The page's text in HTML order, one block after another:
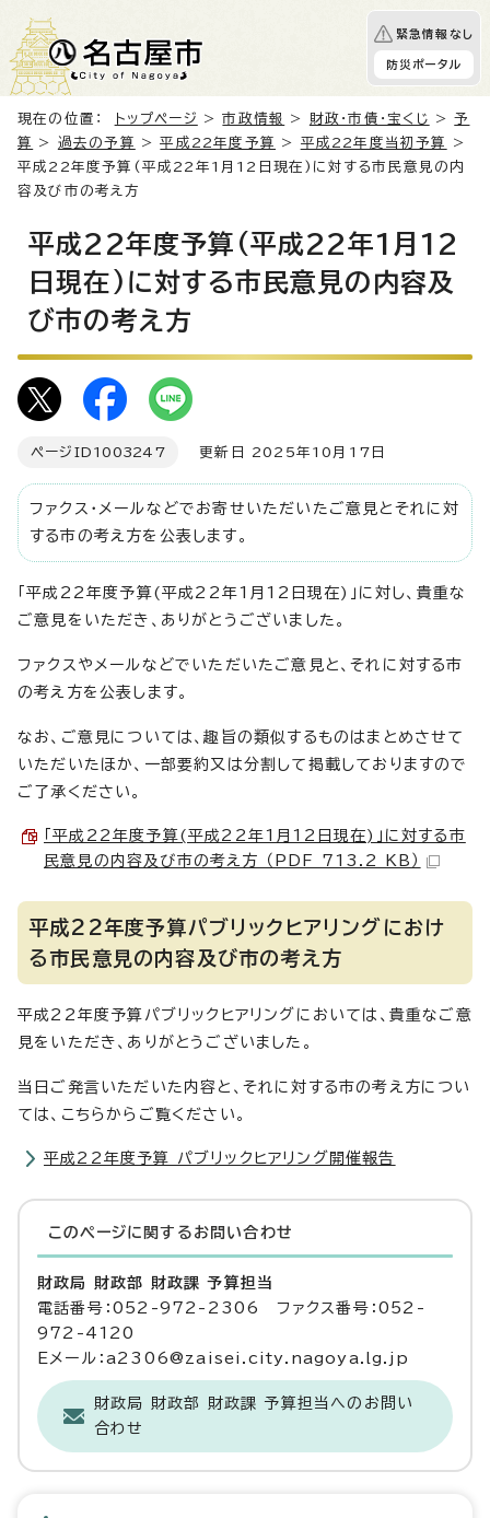
緊急情報なし
防災ポータル
現在の位置： トップページ >市政情報 > 財政・市債・宝くじ >予
算
> 過去の予算 >平成22年度予算 > 平成22年度当初予算
>
平成22年度予算(平成22年1月12日現在)に対する市民意見の内
容及び市の考え方
平成22年度予算(平成22年1月12
日現在)に対する市民意見の内容及
び市の考え方
ページID 1003247 更新日 2025年10月17日
ファクス・メールなどでお寄せいただいたご意見とそれに対
する市の考え方を公表します。
「平成22年度予算(平成22年1月12日現在)」に対し、貴重な
ご意見をいただき、ありがとうございました。
ファクスやメールなどでいただいたご意見と、それに対する市
の考え方を公表します。
なお、ご意見については、趣旨の類似するものはまとめさせて
いただいたほか、一部要約又は分割して掲載しておりますので
ご了承ください。
「平成22年度予算(平成22年1月12日現在)」に対する市
民意見の内容及び市の考え方 （PDF 713.2 KB）
平成22年度予算パブリックヒアリングにおけ
る市民意見の内容及び市の考え方
平成22年度予算パブリックヒアリングにおいては、貴重なご意
見をいただき、ありがとうございました。
当日ご発言いただいた内容と、それに対する市の考え方につい
ては、こちらからご覧ください。
平成22年度予算 パブリックヒアリング開催報告
このページに関する お問い合わせ
財政局 財政部 財政課 予算担当
電話番号：052-972-2306 ファクス番号：052-
972-4120
Eメール：a2306@zaisei.city.nagoya.lg.jp
財政局 財政部 財政課 予算担当へのお問い
合わせ